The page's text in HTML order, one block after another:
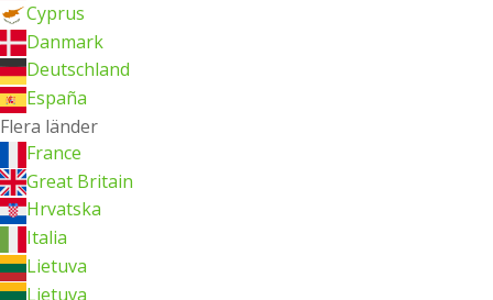
Cyprus
Danmark
Deutschland
España
Flera länder
France
Great Britain
Hrvatska
Italia
Lietuva
Lietuva